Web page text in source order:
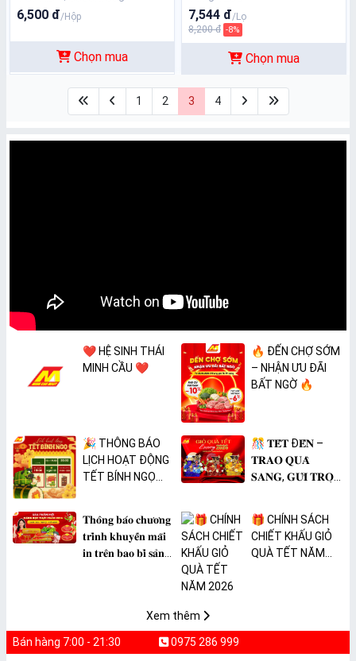
6,500 đ/Hộp
Chọn mua
7,544 đ/Lọ
8,200 đ -8%
Chọn mua
1 2 3 4
❤️ HỆ SINH THÁI
MINH CẦU ❤️
🔥 ĐẾN CHỢ SỚM
– NHẬN ƯU ĐÃI
BẤT NGỜ 🔥
🎉 THÔNG BÁO
LỊCH HOẠT ĐỘNG
TẾT BÍNH NGỌ
🎊 𝐓𝐄̂́𝐓 Đ𝐄̂́𝐍 –
𝐓𝐑𝐀𝐎 𝐐𝐔𝐀̀
𝐒𝐀𝐍𝐆, 𝐆𝐔̛̉𝐈 𝐓𝐑𝐎̣𝐍
𝐓𝐡𝐨̂𝐧𝐠 𝐛𝐚́𝐨 𝐜𝐡𝐮̛𝐨̛𝐧𝐠
𝐭𝐫𝐢̀𝐧𝐡 𝐤𝐡𝐮𝐲𝐞̂́𝐧 𝐦𝐚̃𝐢
𝐢𝐧 𝐭𝐫𝐞̂𝐧 𝐛𝐚𝐨 𝐛𝐢̀ 𝐬𝐚̉𝐧
🎁 CHÍNH SÁCH
CHIẾT KHẤU GIỎ
QUÀ TẾT NĂM
Xem thêm
Bán hàng 7:00 - 21:30 0975 286 999